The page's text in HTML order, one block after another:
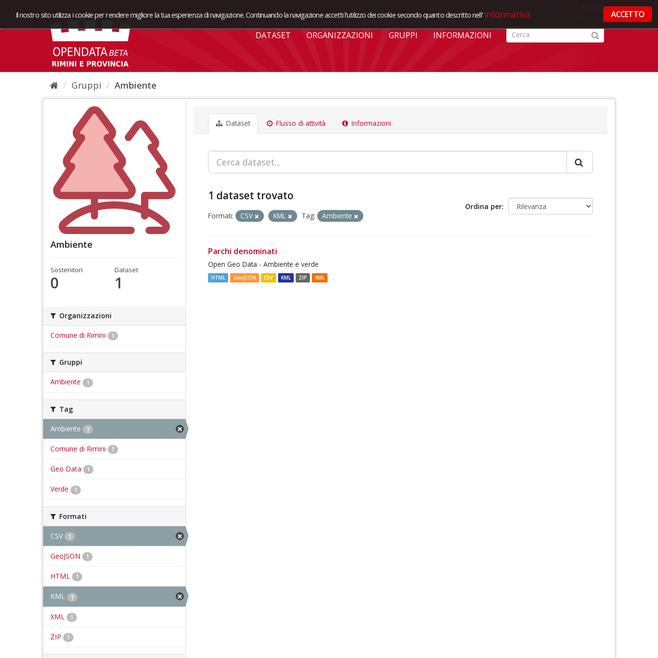
Il nostro sito utilizza i cookie per rendere migliore la tua esperienza di navigazione. Continuando la navigazione accetti l'utilizzo dei cookie secondo quanto descritto nell' Informativa ACCETTO
DATASET ORGANIZZAZIONI GRUPPI INFORMAZIONI
Gruppi Ambiente
Ambiente
Sostenitori
0
Dataset
1
Organizzazioni
Comune di Rimini 1
Gruppi
Ambiente 1
Tag
Ambiente 1
Comune di Rimini 1
Geo Data 1
Verde 1
Formati
CSV 1
GeoJSON 1
HTML 1
KML 1
XML 1
ZIP 1
Dataset Flusso di attività Informazioni
Ordina per
1 dataset trovato
Formati: CSV KML Tag: Ambiente
Parchi denominati
Open Geo Data - Ambiente e verde
HTML GeoJSON CSV KML ZIP XML